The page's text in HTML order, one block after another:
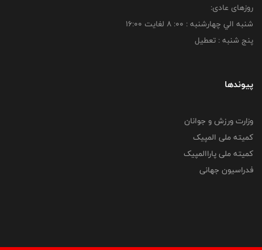
روزهای عادی:
شنبه الي چهارشنبه : 00: 8 لغايت 16:00
پنج شنبه : تعطیل
پیوندها
وزارت ورزش و جوانان
کمیته ملی المپیک
کمیته ملی پاراالمپیک
فدراسیون جهانی